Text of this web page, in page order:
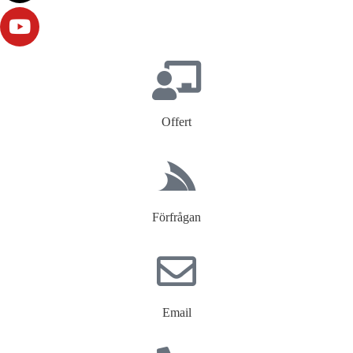
Offert
Förfrågan
Email